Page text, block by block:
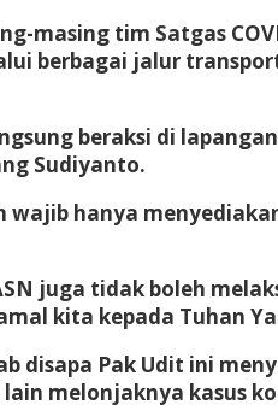
masing tim Satgas
berbagai jalur
beraksi di
Sudiyanto.
wajib hanya
juga tidak boleh
kita kepada Tuhan
disapa Pak Udit ini
melonjaknya kasus